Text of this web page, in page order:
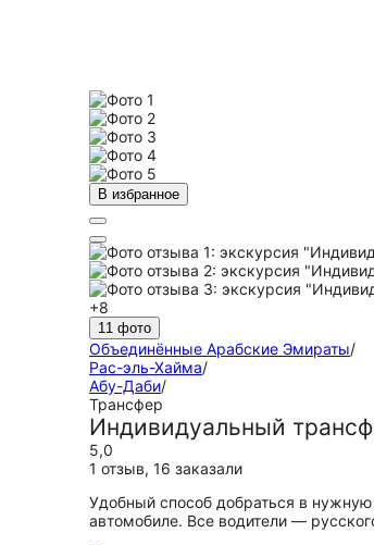
В избранное
+8
11 фото
Объединённые Арабские Эмираты/
Рас-эль-Хайма/
Абу-Даби/
Трансфер
Индивидуальный
5,0
1 отзыв, 16 заказали
Удобный способ добраться в
автомобиле. Все водители —